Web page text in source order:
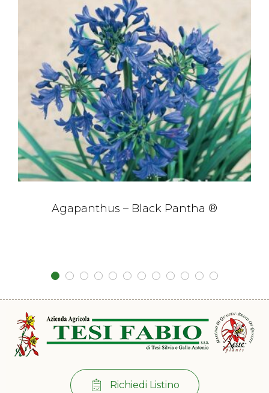
Agapanthus – Black Pantha ®
Richiedi Listino